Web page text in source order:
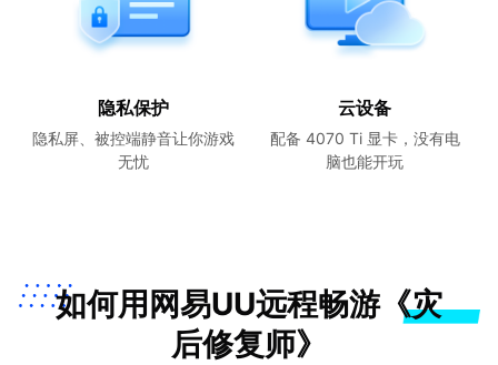
隐私保护
隐私屏、被控端静音让你游戏
无忧
云设备
配备 4070 Ti 显卡，没有电
脑也能开玩
如何用网易UU远程畅游《灾
后修复师》